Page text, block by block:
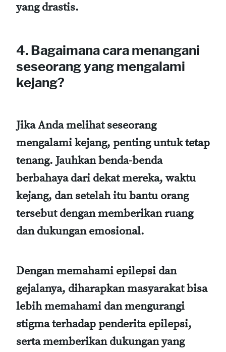
yang drastis.
4. Bagaimana cara menangani
seseorang yang mengalami
kejang?
Jika Anda melihat seseorang
mengalami kejang, penting untuk tetap
tenang. Jauhkan benda-benda
berbahaya dari dekat mereka, waktu
kejang, dan setelah itu bantu orang
tersebut dengan memberikan ruang
dan dukungan emosional.
Dengan memahami epilepsi dan
gejalanya, diharapkan masyarakat bisa
lebih memahami dan mengurangi
stigma terhadap penderita epilepsi,
serta memberikan dukungan yang